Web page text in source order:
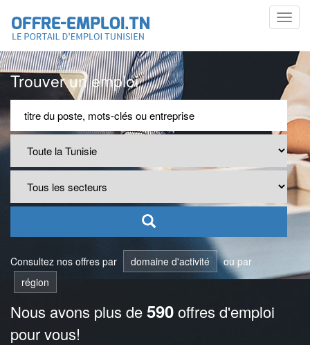
Trouver un emploi
Consultez nos offres par domaine d'activité
ou par
région
Nous avons plus de590offres d'emploi
pour vous!